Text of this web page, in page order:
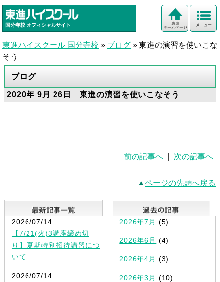
国分寺校 オフィシャルサイト メニュー
東進
ホームページ
東進ハイスクール 国分寺校 » ブログ » 東進の演習を使いこな
そう
ブログ
2020年 9月 26日 東進の演習を使いこなそう
前の記事へ 次の記事へ
ページの先頭へ戻る
最新記事一覧
2026/07/14
【7/21(火)3講座締め切
り】夏期特別招待講習につ
いて
2026/07/14
2026年7月 (5)
2026年6月 (4)
2026年4月 (3)
2026年3月 (10)